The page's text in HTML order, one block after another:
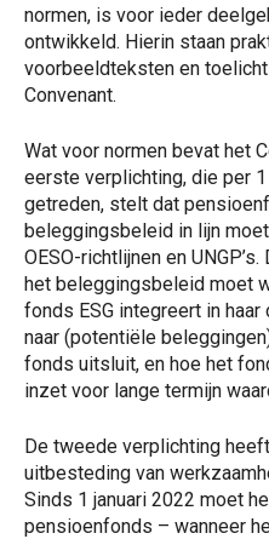
normen, is voor ieder
ontwikkeld. Hierin staan
voorbeeldteksten en
Convenant.
Wat voor normen bevat het
eerste verplichting, die per
getreden, stelt dat
beleggingsbeleid in lijn
OESO-richtlijnen en
het beleggingsbeleid moet
fonds ESG integreert in
naar (potentiële
fonds uitsluit, en hoe het
inzet voor lange termijn
De tweede verplichting
uitbesteding van
Sinds 1 januari 2022 moet
pensioenfonds – wanneer